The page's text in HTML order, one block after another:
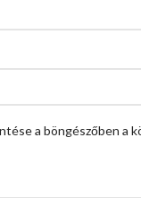
a böngészőben a